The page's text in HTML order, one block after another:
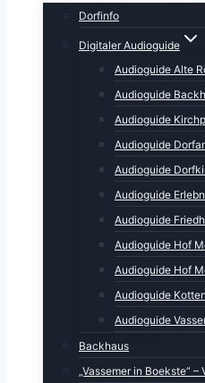
Dorfinfo
Digitaler Audioguide
Audioguide Alte
Audioguide
Audioguide
Audioguide
Audioguide
Audioguide
Audioguide
Audioguide Hof
Audioguide Hof
Audioguide Kotten
Audioguide
Backhaus
„Vassemer in Boekste“